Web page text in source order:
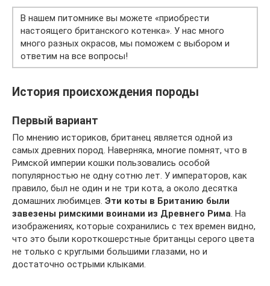
В нашем питомнике вы можете «приобрести
настоящего британского котенка». У нас много
много разных окрасов, мы поможем с выбором и
ответим на все вопросы!
История происхождения породы
Первый вариант
По мнению историков, британец является одной из
самых древних пород. Наверняка, многие помнят, что в
Римской империи кошки пользовались особой
популярностью не одну сотню лет. У императоров, как
правило, был не один и не три кота, а около десятка
домашних любимцев. Эти коты в Британию были
завезены римскими воинами из Древнего Рима. На
изображениях, которые сохранились с тех времен видно,
что это были короткошерстные британцы серого цвета
не только с круглыми большими глазами, но и
достаточно острыми клыками.